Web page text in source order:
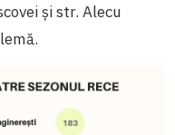
și str. Alecu